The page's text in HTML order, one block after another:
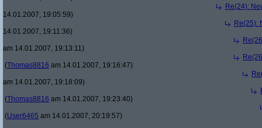
Re(24):
14.01.2007, 19:05:59)
Re(25):
14.01.2007, 19:11:36)
am 14.01.2007, 19:13:11)
(Thomas8816 am 14.01.2007, 19:16:47)
am 14.01.2007, 19:18:09)
(Thomas8816 am 14.01.2007, 19:23:40)
(User6465 am 14.01.2007, 20:19:57)